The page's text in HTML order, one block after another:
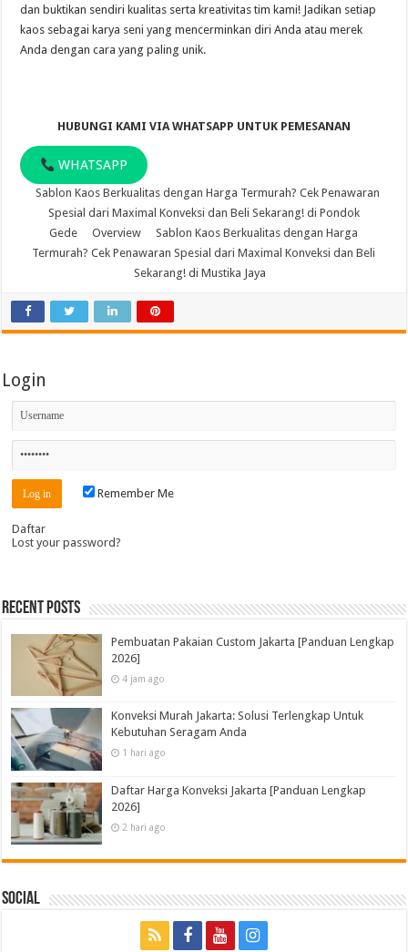
dan buktikan sendiri kualitas serta kreativitas tim kami! Jadikan setiap
kaos sebagai karya seni yang mencerminkan diri Anda atau merek
Anda dengan cara yang paling unik.
HUBUNGI KAMI VIA WHATSAPP UNTUK PEMESANAN
WHATSAPP
Sablon Kaos Berkualitas dengan Harga Termurah? Cek Penawaran
Spesial dari Maximal Konveksi dan Beli Sekarang! di Pondok
Gede
Overview
Sablon Kaos Berkualitas dengan Harga
Termurah? Cek Penawaran Spesial dari Maximal Konveksi dan Beli
Sekarang! di Mustika Jaya
Login
Remember Me
Daftar
Lost your password?
Recent Posts
Pembuatan Pakaian Custom Jakarta [Panduan Lengkap
2026]
4 jam ago
Konveksi Murah Jakarta: Solusi Terlengkap Untuk
Kebutuhan Seragam Anda
1 hari ago
Daftar Harga Konveksi Jakarta [Panduan Lengkap
2026]
2 hari ago
Social